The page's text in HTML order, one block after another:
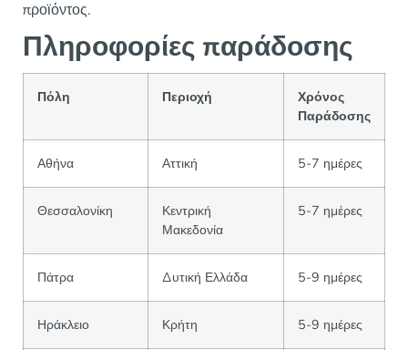
προϊόντος.
Πληροφορίες παράδοσης
Πόλη Περιοχή
Χρόνος
Παράδοσης
Αθήνα Αττική 5-7 ημέρες
Θεσσαλονίκη
Κεντρική
Μακεδονία
5-7 ημέρες
Πάτρα Δυτική Ελλάδα 5-9 ημέρες
Ηράκλειο Κρήτη 5-9 ημέρες